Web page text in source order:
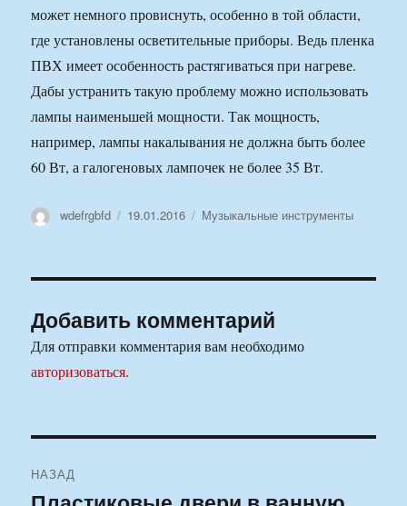
может немного провиснуть, особенно в той области,
где установлены осветительные приборы. Ведь пленка
ПВХ имеет особенность растягиваться при нагреве.
Дабы устранить такую проблему можно использовать
лампы наименьшей мощности. Так мощность,
например, лампы накалывания не должна быть более
60 Вт, а галогеновых лампочек не более 35 Вт.
Автор
wdefrgbfd Опубликовано
19.01.2016 Рубрики
Музыкальные инструменты
Добавить комментарий
Для отправки комментария вам необходимо
авторизоваться.
по
НАЗАД
Предыдущая